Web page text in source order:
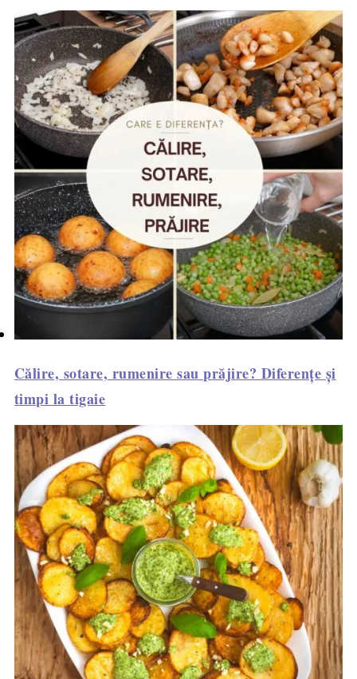
Călire, sotare, rumenire sau prăjire? Diferențe și
timpi la tigaie